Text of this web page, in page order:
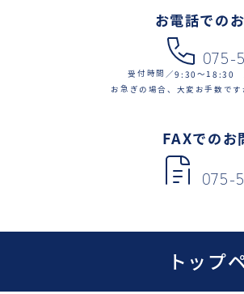
お電話での
075-
受付時間／9:30〜18:30
お急ぎの場合、大変お手数で
FAXでのお
075-
トップ